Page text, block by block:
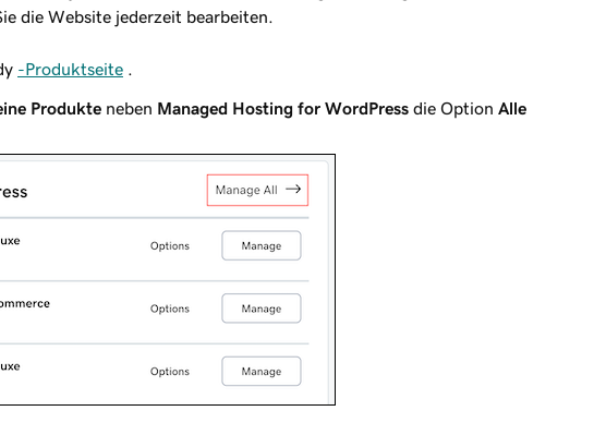
die Website jederzeit bearbeiten.
-Produktseite
Produkte neben Managed Hosting for WordPress die Option Alle